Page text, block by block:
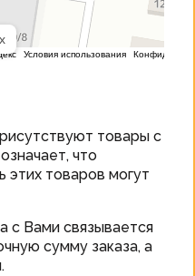
товары с
что
этих товаров могут
с Вами связывается
сумму заказа, а